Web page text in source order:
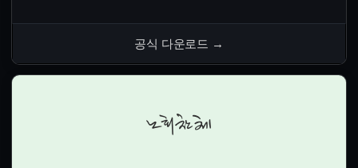
공식 다운로드 →
노회찬체